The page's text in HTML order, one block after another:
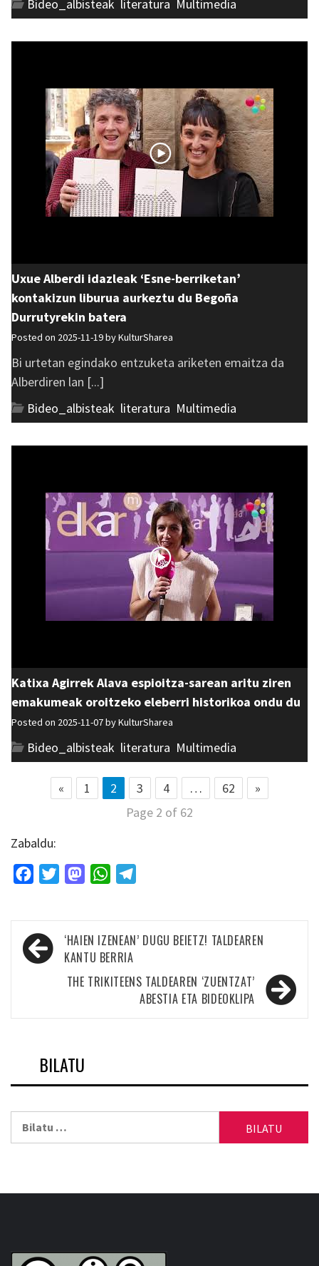
Bideo_albisteak literatura Multimedia
Uxue Alberdi idazleak ‘Esne-berriketan’
kontakizun liburua aurkeztu du Begoña
Durrutyrekin batera
Posted on 2025-11-19 byKulturSharea
Bi urtetan egindako entzuketa ariketen emaitza da
Alberdiren lan [...]
Bideo_albisteak literatura Multimedia
Katixa Agirrek Alava espioitza-sarean aritu ziren
emakumeak oroitzeko eleberri historikoa ondu du
Posted on 2025-11-07 byKulturSharea
Bideo_albisteak literatura Multimedia
« 1 2 3 4 … 62
»
Page 2 of 62
Zabaldu:
FacebookTwitterMastodonWhatsApp
Bidalketetan
zehar
nabigatu
‘HAIEN IZENEAN’ DUGU BEIETZ! TALDEAREN
KANTU BERRIA
THE TRIKITEENS TALDEAREN ‘ZUENTZAT’
ABESTIA ETA BIDEOKLIPA
BILATU